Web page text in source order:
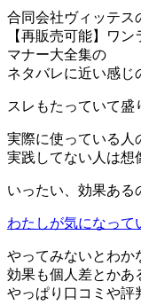
合同会社ヴィッテス
【再販売可能】ワ
マナー大全集の
ネタバレに近い感じ
スレもたっていて盛
実際に使っている人
実践してない人は想
いったい、効果ある
わたしが気になって
やってみないとわか
効果も個人差とかあ
やっぱり口コミや評